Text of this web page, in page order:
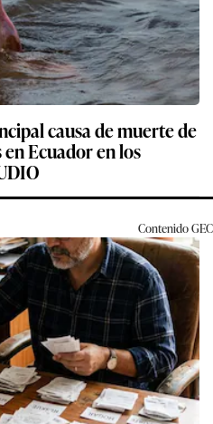
causa de muerte de
Ecuador en los
ContenidoGEC